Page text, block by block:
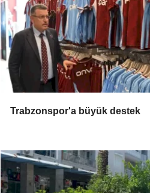
Trabzonspor'a büyük destek